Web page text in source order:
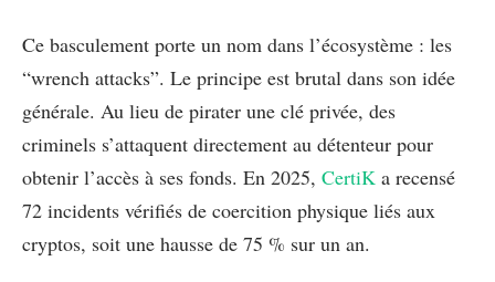
Ce basculement porte un nom dans l’écosystème : les
“wrench attacks”. Le principe est brutal dans son idée
générale. Au lieu de pirater une clé privée, des
criminels s’attaquent directement au détenteur pour
obtenir l’accès à ses fonds. En 2025, CertiK a recensé
72 incidents vérifiés de coercition physique liés aux
cryptos, soit une hausse de 75 % sur un an.